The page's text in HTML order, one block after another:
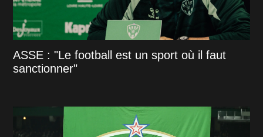
ASSE : "Le football est un sport où il faut
sanctionner"